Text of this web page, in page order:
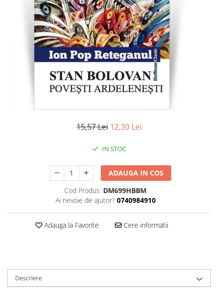
Literatura
Contemporana
Moderna
Calatorii
Sociologie si filozofie
15,57 Lei 12,30 Lei
IN STOC
ADAUGA IN COS
Cod Produs: DM699HBBM
Ai nevoie de ajutor? 0740984910
Adauga la Favorite Cere informatii
Descriere